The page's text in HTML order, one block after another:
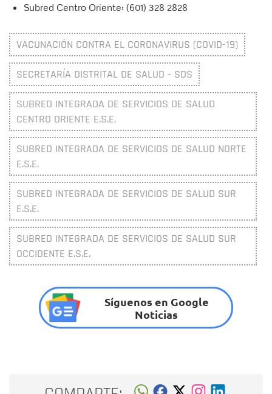
Subred Centro Oriente: (601) 328 2828
VACUNACIÓN CONTRA EL CORONAVIRUS (COVID-19)
SECRETARÍA DISTRITAL DE SALUD - SDS
SUBRED INTEGRADA DE SERVICIOS DE SALUD
CENTRO ORIENTE E.S.E.
SUBRED INTEGRADA DE SERVICIOS DE SALUD NORTE
E.S.E.
SUBRED INTEGRADA DE SERVICIOS DE SALUD SUR
E.S.E.
SUBRED INTEGRADA DE SERVICIOS DE SALUD SUR
OCCIDENTE E.S.E.
Síguenos en Google
Noticias